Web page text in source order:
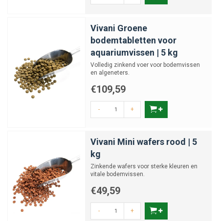
Vivani Groene
bodemtabletten voor
aquariumvissen | 5 kg
Volledig zinkend voer voor bodemvissen
en algeneters.
€109,59
- +
Vivani Mini wafers rood | 5
kg
Zinkende wafers voor sterke kleuren en
vitale bodemvissen.
€49,59
- +